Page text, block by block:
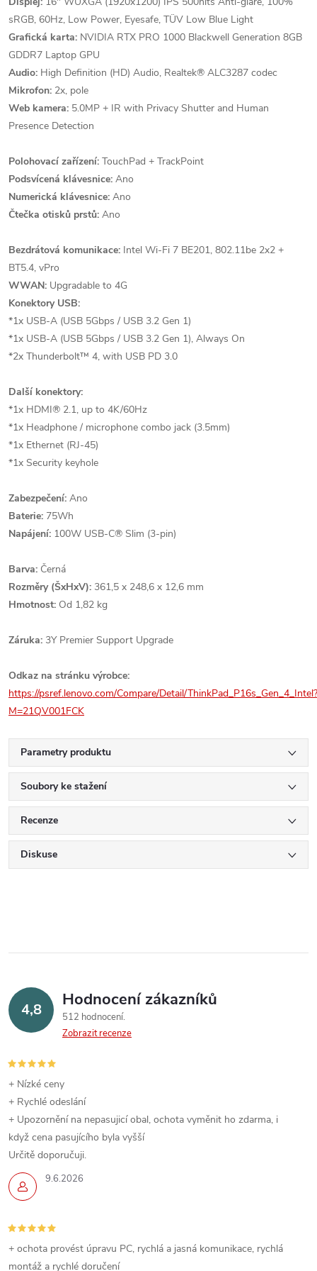
sRGB, 60Hz, Low Power, Eyesafe, TÜV Low Blue Light
Grafická karta: NVIDIA RTX PRO 1000 Blackwell Generation 8GB
GDDR7 Laptop GPU
Audio: High Definition (HD) Audio, Realtek® ALC3287 codec
Mikrofon: 2x, pole
Web kamera: 5.0MP + IR with Privacy Shutter and Human
Presence Detection
Polohovací zařízení: TouchPad + TrackPoint
Podsvícená klávesnice: Ano
Numerická klávesnice: Ano
Čtečka otisků prstů: Ano
Bezdrátová komunikace: Intel Wi-Fi 7 BE201, 802.11be 2x2 +
BT5.4, vPro
WWAN: Upgradable to 4G
Konektory USB:
*1x USB-A (USB 5Gbps / USB 3.2 Gen 1)
*1x USB-A (USB 5Gbps / USB 3.2 Gen 1), Always On
*2x Thunderbolt™ 4, with USB PD 3.0
Další konektory:
*1x HDMI® 2.1, up to 4K/60Hz
*1x Headphone / microphone combo jack (3.5mm)
*1x Ethernet (RJ-45)
*1x Security keyhole
Zabezpečení: Ano
Baterie: 75Wh
Napájení: 100W USB-C® Slim (3-pin)
Barva: Černá
Rozměry (ŠxHxV): 361,5 x 248,6 x 12,6 mm
Hmotnost: Od 1,82 kg
Záruka: 3Y Premier Support Upgrade
Odkaz na stránku výrobce:
https://psref.lenovo.com/Compare/Detail/ThinkPad_P16s_Gen_4_Intel?
M=21QV001FCK
Parametry produktu
Soubory ke stažení
Recenze
Diskuse
4,8 Hodnocení zákazníků
512 hodnocení
Zobrazit recenze
9.6.2026
+ Nízké ceny
+ Rychlé odeslání
+ Upozornění na nepasujicí obal, ochota vyměnit ho zdarma, i
když cena pasujícího byla vyšší
Určitě doporučuji.
+ ochota provést úpravu PC, rychlá a jasná komunikace, rychlá
montáž a rychlé doručení